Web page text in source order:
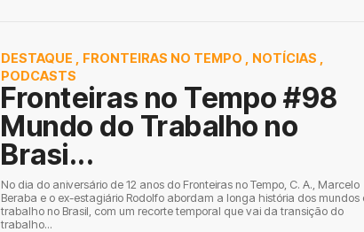
DESTAQUE FRONTEIRAS NO TEMPO NOTÍCIAS
PODCASTS
Fronteiras no Tempo #98
Mundo do Trabalho no
Brasi...
No dia do aniversário de 12 anos do Fronteiras no Tempo, C. A., Marcelo
Beraba e o ex-estagiário Rodolfo abordam a longa história dos mundos
trabalho no Brasil, com um recorte temporal que vai da transição do
trabalho...